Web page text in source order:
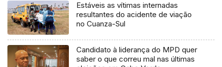
Estáveis as vítimas internadas
resultantes do acidente de viação
no Cuanza-Sul
Candidato à liderança do MPD quer
saber o que correu mal nas últimas